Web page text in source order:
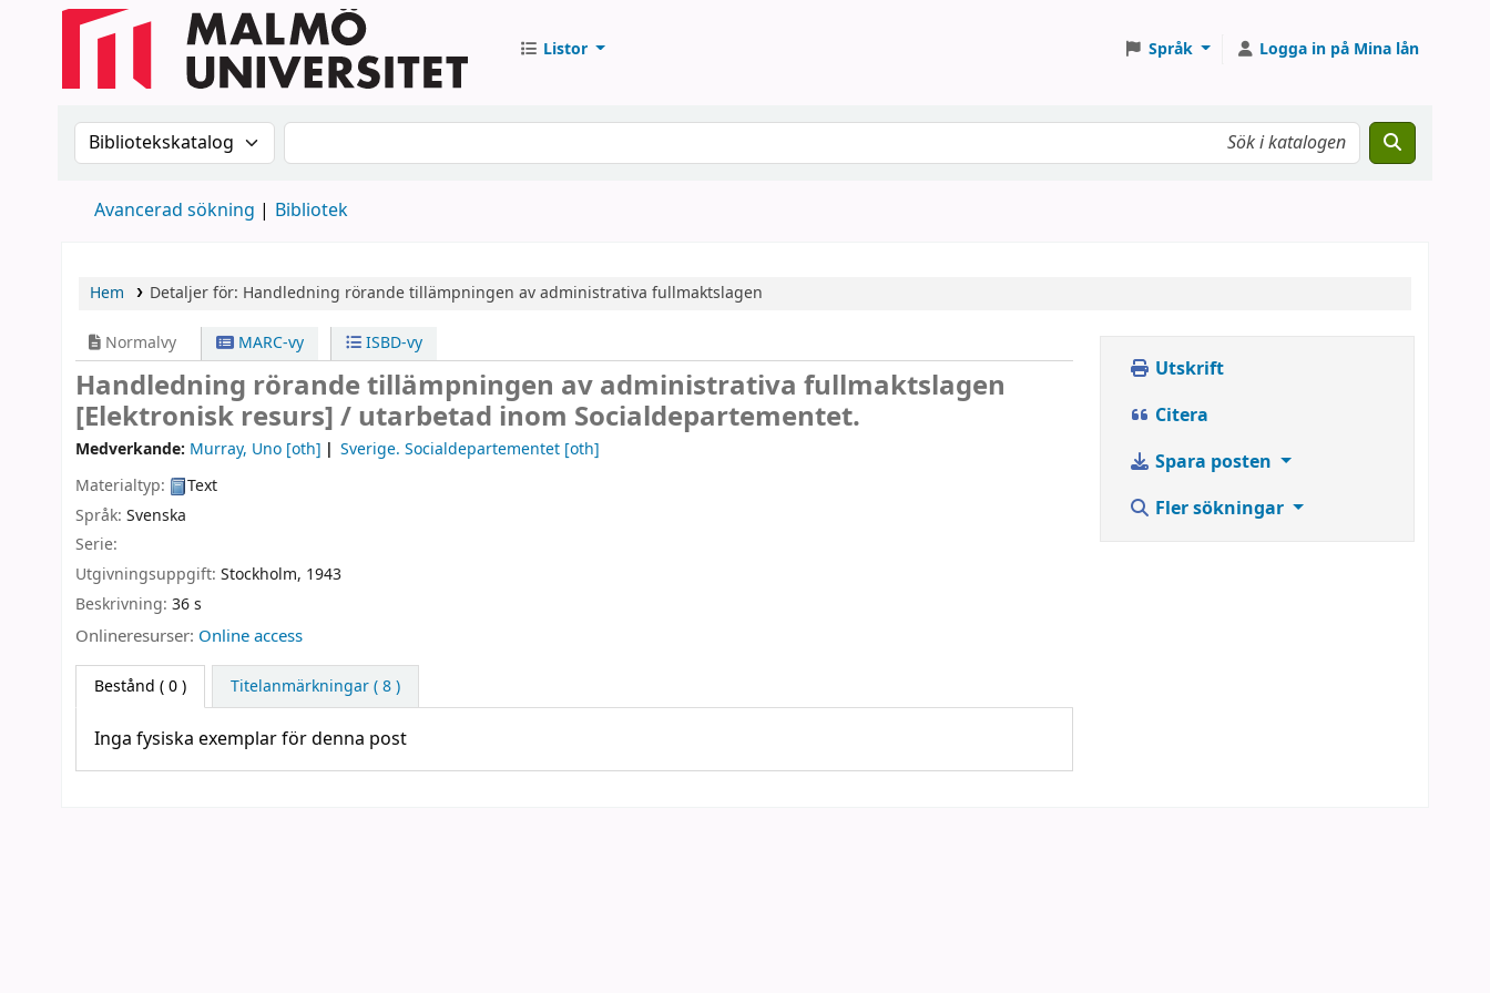
Listor Språk Logga in på Mina lån
Sök i katalogen efter:Sök i katalogen
Avancerad sökning Bibliotek
Hem Detaljer för: Handledning rörande tillämpningen av administrativa fullmaktslagen
Normalvy MARC-vy ISBD-vy
Handledning rörande tillämpningen av administrativa fullmaktslagen
[Elektronisk resurs] /utarbetad inom Socialdepartementet.
Medverkande: Murray, Uno [oth] Sverige. Socialdepartementet [oth]
Materialtyp:
Text
Språk: Svenska
Serie:
Utgivningsuppgift: Stockholm, 1943
Beskrivning: 36 s
Onlineresurser: Online access
Bestånd ( 0 ) Titelanmärkningar ( 8 )
Inga fysiska exemplar för denna post
Utskrift
Citera
Spara posten
Fler sökningar